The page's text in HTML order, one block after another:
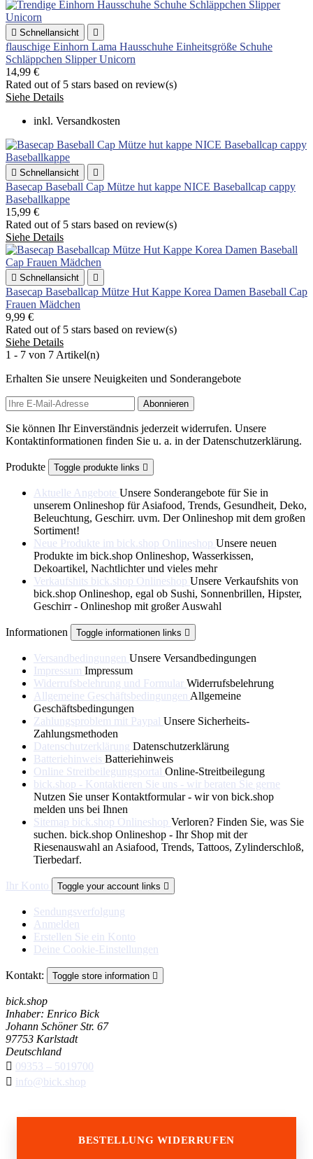
 Schnellansicht 
flauschige Einhorn Lama Hausschuhe Einheitsgröße Schuhe
Schläppchen Slipper Unicorn
14,99 €
Rated out of 5 stars based on review(s)
Siehe Details
inkl. Versandkosten
 Schnellansicht 
Basecap Baseball Cap Mütze hut kappe NICE Baseballcap cappy
Baseballkappe
15,99 €
Rated out of 5 stars based on review(s)
Siehe Details
 Schnellansicht 
Basecap Baseballcap Mütze Hut Kappe Korea Damen Baseball Cap
Frauen Mädchen
9,99 €
Rated out of 5 stars based on review(s)
Siehe Details
1 - 7 von 7 Artikel(n)
Erhalten Sie unsere Neuigkeiten und Sonderangebote
Sie können Ihr Einverständnis jederzeit widerrufen. Unsere
Kontaktinformationen finden Sie u. a. in der Datenschutzerklärung.
Produkte Toggle produkte links 
Aktuelle Angebote Unsere Sonderangebote für Sie in
unserem Onlineshop für Asiafood, Trends, Gesundheit, Deko,
Beleuchtung, Geschirr. uvm. Der Onlineshop mit dem großen
Sortiment!
Neue Produkte im bick.shop Onlineshop Unsere neuen
Produkte im bick.shop Onlineshop, Wasserkissen,
Dekoartikel, Nachtlichter und vieles mehr
Verkaufshits bick.shop Onlineshop Unsere Verkaufshits von
bick.shop Onlineshop, egal ob Sushi, Sonnenbrillen, Hipster,
Geschirr - Onlineshop mit großer Auswahl
Informationen Toggle informationen links 
Versandbedingungen Unsere Versandbedingungen
Impressum Impressum
Widerrufsbelehrung und Formular Widerrufsbelehrung
Allgemeine Geschäftsbedingungen Allgemeine
Geschäftsbedingungen
Zahlungsproblem mit Paypal Unsere Sicherheits-
Zahlungsmethoden
Datenschutzerklärung Datenschutzerklärung
Batteriehinweis Batteriehinweis
Online Streitbeilegungsportal Online-Streitbeilegung
bick.shop - Kontaktieren Sie uns - wir beraten Sie gerne
Nutzen Sie unser Kontaktformular - wir von bick.shop
melden uns bei Ihnen
Sitemap bick.shop Onlineshop Verloren? Finden Sie, was Sie
suchen. bick.shop Onlineshop - Ihr Shop mit der
Riesenauswahl an Asiafood, Trends, Tattoos, Zylinderschloß,
Tierbedarf.
Ihr Konto Toggle your account links 
Sendungsverfolgung
Anmelden
Erstellen Sie ein Konto
Deine Cookie-Einstellungen
Kontakt: Toggle store information 
bick.shop
Inhaber: Enrico Bick
Johann Schöner Str. 67
97753 Karlstadt
Deutschland
 09353 – 5019700
 info@bick.shop
BESTELLUNG WIDERRUFEN